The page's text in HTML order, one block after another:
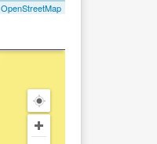
OpenStreetMap